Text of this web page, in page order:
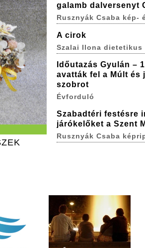
galamb dalversenyt
Rusznyák Csaba kép-
A cirok
Szalai Ilona dietetikus
Időutazás Gyulán –
avatták fel a Múlt és
szobrot
Évforduló
Szabadtéri festésre
járókelőket a Szent
Rusznyák Csaba